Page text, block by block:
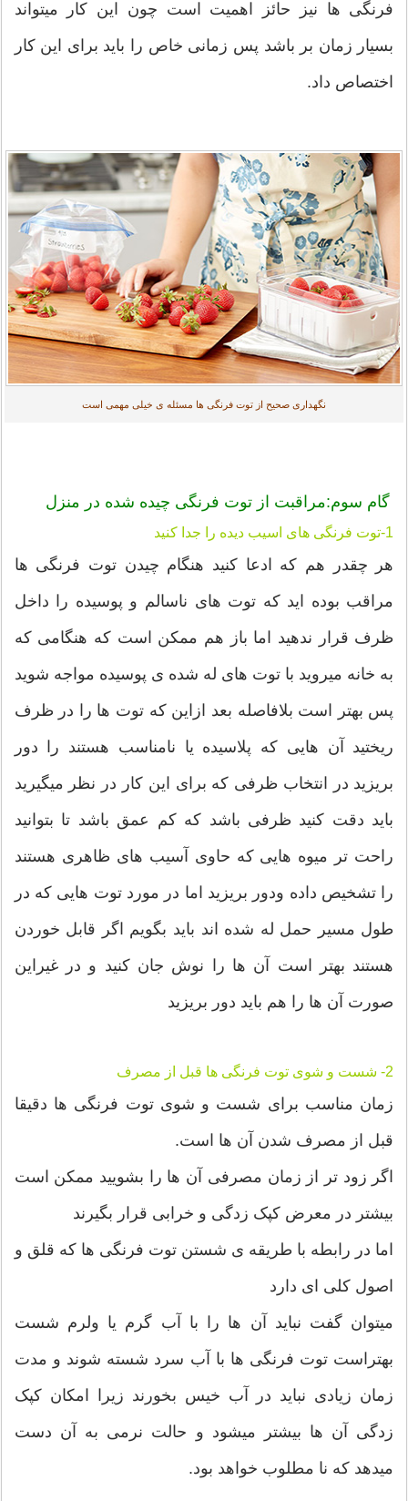
فرنگی ها نیز حائز اهمیت است چون این کار میتواند
بسیار زمان بر باشد پس زمانی خاص را باید برای این کار
اختصاص داد.
نگهداری صحیح از توت فرنگی ها مسئله ی خیلی مهمی است
گام سوم:مراقبت از توت فرنگی چیده شده در منزل
1-توت فرنگی های اسیب دیده را جدا کنید
هر چقدر هم که ادعا کنید هنگام چیدن توت فرنگی ها
مراقب بوده اید که توت های ناسالم و پوسیده را داخل
ظرف قرار ندهید اما باز هم ممکن است که هنگامی که
به خانه میروید با توت های له شده ی پوسیده مواجه شوید
پس بهتر است بلافاصله بعد ازاین که توت ها را در ظرف
ریختید آن هایی که پلاسیده یا نامناسب هستند را دور
بریزید در انتخاب ظرفی که برای این کار در نظر میگیرید
باید دقت کنید ظرفی باشد که کم عمق باشد تا بتوانید
راحت تر میوه هایی که حاوی آسیب های ظاهری هستند
را تشخیص داده ودور بریزید اما در مورد توت هایی که در
طول مسیر حمل له شده اند باید بگویم اگر قابل خوردن
هستند بهتر است آن ها را نوش جان کنید و در غیراین
صورت آن ها را هم باید دور بریزید
2- شست و شوی توت فرنگی ها قبل از مصرف
زمان مناسب برای شست و شوی توت فرنگی ها دقیقا
قبل از مصرف شدن آن ها است.
اگر زود تر از زمان مصرفی آن ها را بشویید ممکن است
بیشتر در معرض کپک زدگی و خرابی قرار بگیرند
اما در رابطه با طریقه ی شستن توت فرنگی ها که قلق و
اصول کلی ای دارد
میتوان گفت نباید آن ها را با آب گرم یا ولرم شست
بهتراست توت فرنگی ها با آب سرد شسته شوند و مدت
زمان زیادی نباید در آب خیس بخورند زیرا امکان کپک
زدگی آن ها بیشتر میشود و حالت نرمی به آن دست
میدهد که نا مطلوب خواهد بود.